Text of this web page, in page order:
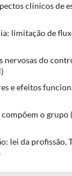
clínicos de
limitação de
nervosas do
e efeitos
o grupo
lei da profissão,